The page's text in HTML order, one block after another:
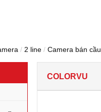
/ 2 line / Camera bán cầu
COLORVU